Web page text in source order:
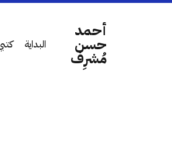
أحمد
حسن
مُشرِف
البداية